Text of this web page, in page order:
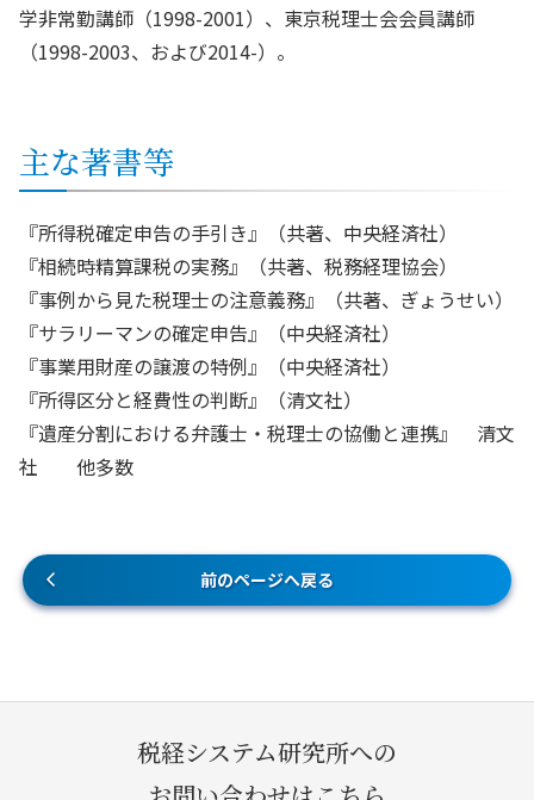
学非常勤講師（1998-2001）、東京税理士会会員講師
（1998-2003、および2014-）。
主な著書等
『所得税確定申告の手引き』（共著、中央経済社）
『相続時精算課税の実務』（共著、税務経理協会）
『事例から見た税理士の注意義務』（共著、ぎょうせい）
『サラリーマンの確定申告』（中央経済社）
『事業用財産の譲渡の特例』（中央経済社）
『所得区分と経費性の判断』（清文社）
『遺産分割における弁護士・税理士の協働と連携』 清文
社 他多数
前のページへ戻る
税経システム研究所への